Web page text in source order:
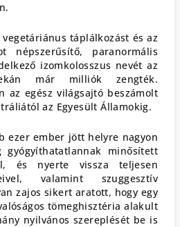
táplálkozást és az
népszerűsítő, paranormális
izomkolosszus nevét az
már milliók zengték.
az egész világsajtó beszámolt
az Egyesült Államokig.
ezer ember jött helyre nagyon
gyógyíthatatlannak minősített
és nyerte vissza teljesen
valamint szuggesztív
zajos sikert aratott, hogy egy
tömeghisztéria alakult
nyilvános szereplését be is